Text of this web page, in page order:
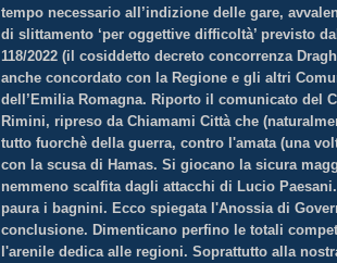
tempo necessario all’indizione delle gare,
di slittamento ‘per oggettive difficoltà’ previsto
118/2022 (il cosiddetto decreto concorrenza
anche concordato con la Regione e gli altri
dell’Emilia Romagna. Riporto il comunicato del
Rimini, ripreso da Chiamami Città che
tutto fuorchè della guerra, contro l'amata (una
con la scusa di Hamas. Si giocano la sicura
nemmeno scalfita dagli attacchi di Lucio
paura i bagnini. Ecco spiegata l'Anossia di
conclusione. Dimenticano perfino le totali
l'arenile dedica alle regioni. Soprattutto alla